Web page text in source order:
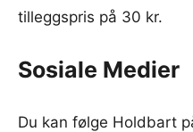
tilleggspris på 30 kr.
Sosiale Medier
Du kan følge Holdbart